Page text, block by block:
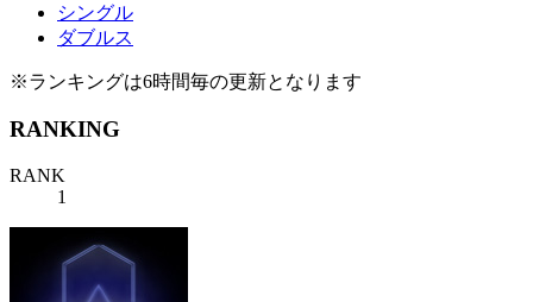
シングル
ダブルス
※ランキングは6時間毎の更新となります
RANKING
RANK
1